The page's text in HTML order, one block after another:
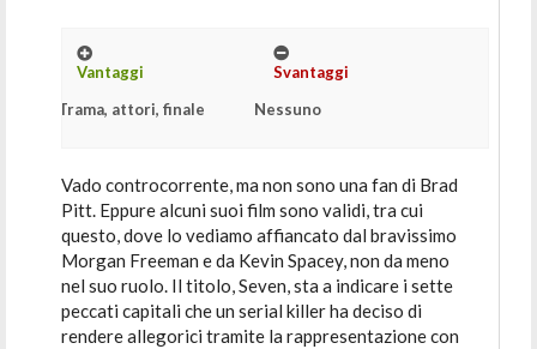
Vantaggi
Trama, attori, finale
Svantaggi
Nessuno
Vado controcorrente, ma non sono una fan di Brad
Pitt. Eppure alcuni suoi film sono validi, tra cui
questo, dove lo vediamo affiancato dal bravissimo
Morgan Freeman e da Kevin Spacey, non da meno
nel suo ruolo. Il titolo, Seven, sta a indicare i sette
peccati capitali che un serial killer ha deciso di
rendere allegorici tramite la rappresentazione con